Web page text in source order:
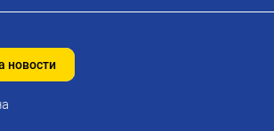
новости